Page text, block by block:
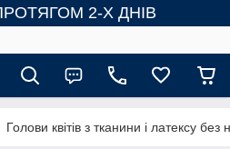
2-Х ДНІВ
Голови квітів з тканини і латексу без